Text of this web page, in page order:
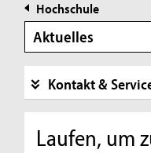
Hochschule
Aktuelles
Kontakt &
Laufen, um